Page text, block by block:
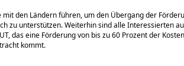
mit den Ländern führen, um den Übergang der
zu unterstützen. Weiterhin sind alle Interessierten
das eine Förderung von bis zu 60 Prozent der
kommt.